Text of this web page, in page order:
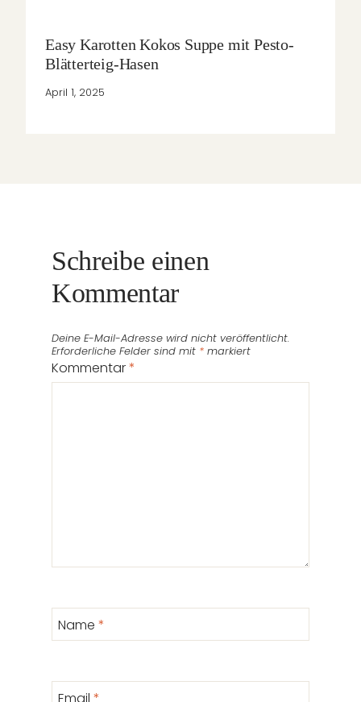
Easy Karotten Kokos Suppe mit Pesto-
Blätterteig-Hasen
April 1, 2025
Schreibe einen
Kommentar
Deine E-Mail-Adresse wird nicht veröffentlicht.
Erforderliche Felder sind mit * markiert
Kommentar*
Name *
Email *